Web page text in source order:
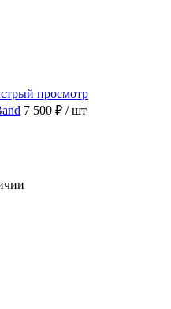
просмотр
7 500 ₽ / шт